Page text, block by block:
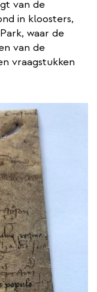
van de
in kloosters,
waar de
van de
vraagstukken